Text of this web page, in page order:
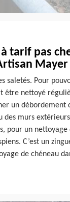
tarif pas
Mayer
saletés. Pour
être nettoyé
un débordement
des murs
pour un nettoyage
C’est un
de chéneau